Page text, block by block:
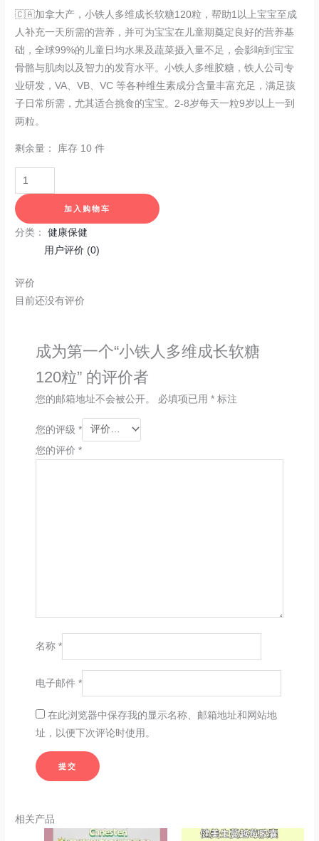
🇨🇦加拿大产，小铁人多维成长软糖120粒，帮助1以上宝宝至成
人补充一天所需的营养，并可为宝宝在儿童期奠定良好的营养基
础，全球99%的儿童日均水果及蔬菜摄入量不足，会影响到宝宝
骨骼与肌肉以及智力的发育水平。小铁人多维胶糖，铁人公司专
业研发，VA、VB、VC 等各种维生素成分含量丰富充足，满足孩
子日常所需，尤其适合挑食的宝宝。2-8岁每天一粒9岁以上一到
两粒。
剩余量： 库存 10 件
加入购物车
分类：健康保健
用户评价 (0)
评价
目前还没有评价
成为第一个“小铁人多维成长软糖
120粒” 的评价者
您的邮箱地址不会被公开。 必填项已用* 标注
您的评级*
您的评价*
名称*
电子邮件*
在此浏览器中保存我的显示名称、邮箱地址和网站地
址，以便下次评论时使用。
相关产品